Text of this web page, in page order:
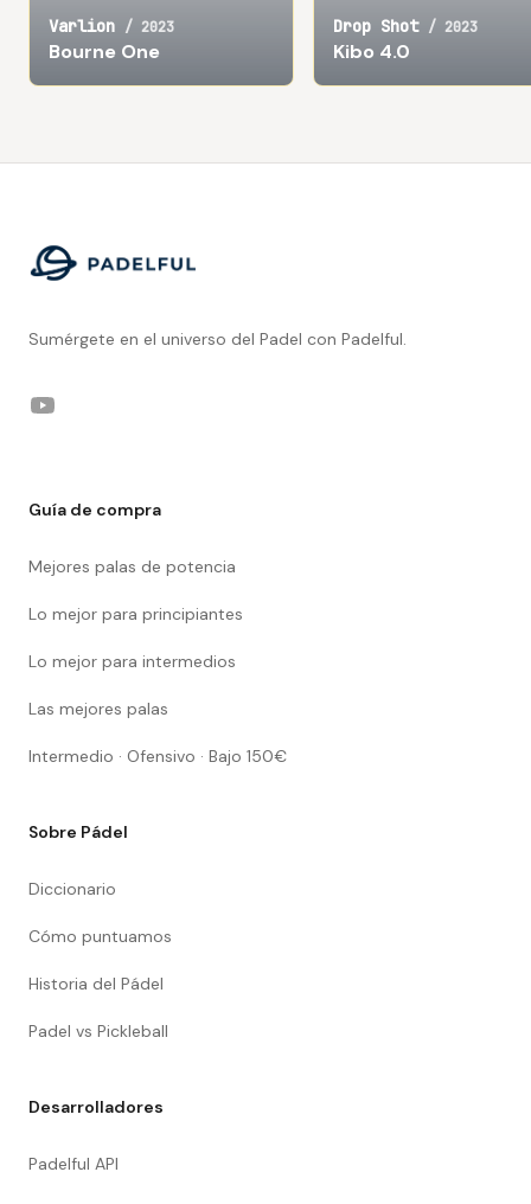
Varlion / 2023
Bourne One
Drop Shot / 2023
Kibo 4.0
Sumérgete en el universo del Padel con Padelful.
YouTube
Guía de compra
Mejores palas de potencia
Lo mejor para principiantes
Lo mejor para intermedios
Las mejores palas
Intermedio · Ofensivo · Bajo 150€
Sobre Pádel
Diccionario
Cómo puntuamos
Historia del Pádel
Padel vs Pickleball
Desarrolladores
Padelful API